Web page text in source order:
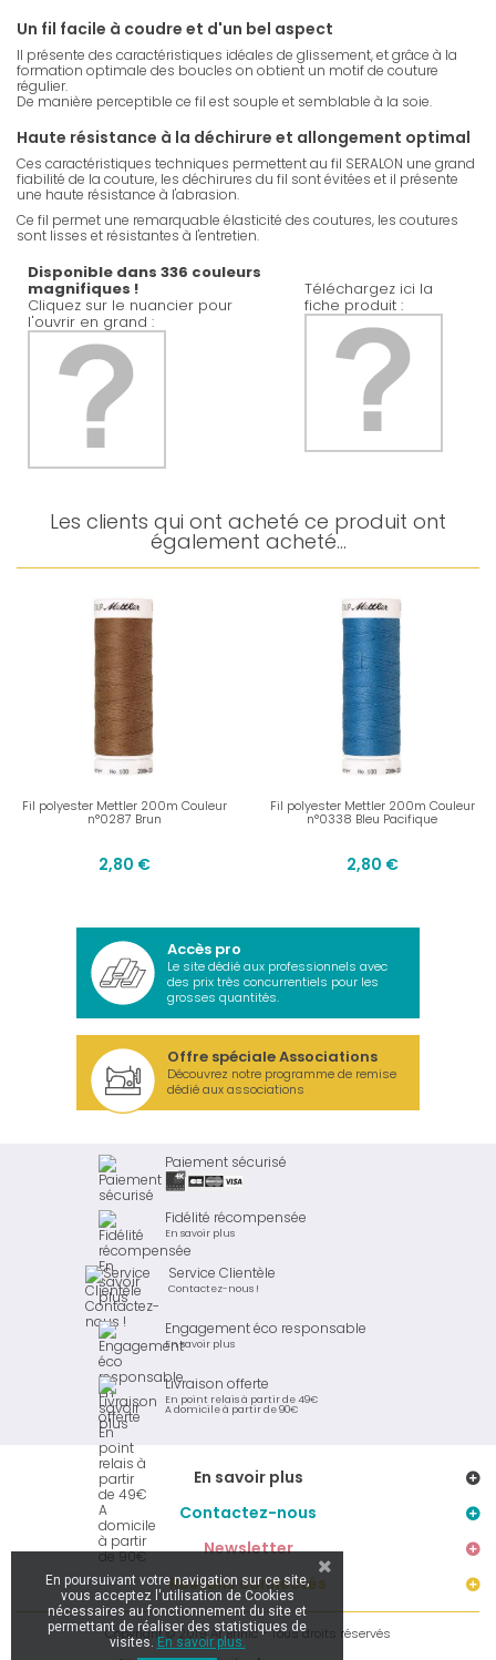
Un fil facile à coudre et d'un bel aspect
Il présente des caractéristiques idéales de glissement, et grâce à la
formation optimale des boucles on obtient un motif de couture
régulier.
De manière perceptible ce fil est souple et semblable à la soie.
Haute résistance à la déchirure et allongement optimal
Ces caractéristiques techniques permettent au fil SERALON une grand
fiabilité de la couture, les déchirures du fil sont évitées et il présente
une haute résistance à l'abrasion.
Ce fil permet une remarquable élasticité des coutures, les coutures
sont lisses et résistantes à l'entretien.
Disponible dans 336 couleurs
magnifiques !
Cliquez sur le nuancier pour
l'ouvrir en grand :
Téléchargez ici la
fiche produit :
Les clients qui ont acheté ce produit ont
également acheté...
Fil polyester Mettler 200m Couleur
n°0287 Brun
2,80 €
Fil polyester Mettler 200m Couleur
n°0338 Bleu Pacifique
2,80 €
Accès pro
Le site dédié aux professionnels avec
des prix très concurrentiels pour les
grosses quantités.
Offre spéciale Associations
Découvrez notre programme de remise
dédié aux associations
Paiement sécurisé
Fidélité récompensée
En savoir plus
Service Clientèle
Contactez-nous !
Engagement éco responsable
En savoir plus
Livraison offerte
En point relais à partir de 49€
A domicile à partir de 90€
En savoir plus
Contactez-nous
Newsletter
Restons connectés
Copyright © 2019 Ar Brinic - Tous droits réservés
En poursuivant votre navigation sur ce site,
vous acceptez l'utilisation de Cookies
nécessaires au fonctionnement du site et
permettant de réaliser des statistiques de
visites. En savoir plus.